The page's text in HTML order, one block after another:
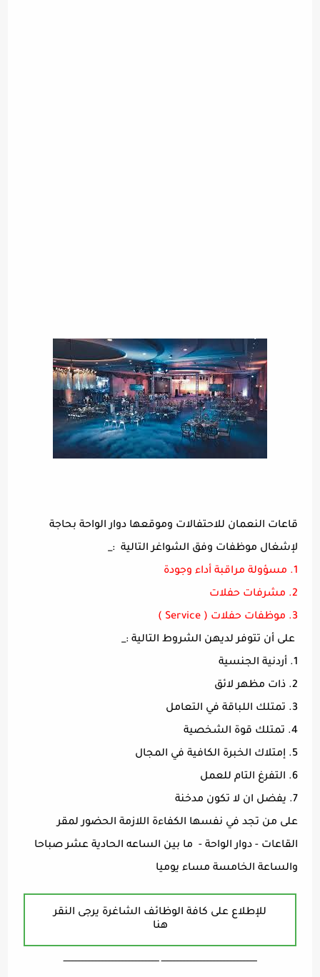
قاعات النعمان للاحتفالات وموقعها دوار الواحة بحاجة
لإشغال موظفات وفق الشواغر التالية :_
1. مسؤولة مراقبة أداء وجودة
2. مشرفات حفلات
3. موظفات حفلات ( Service )
على أن تتوفر لديهن الشروط التالية :_
1. أردنية الجنسية
2. ذات مظهر لائق
3. تمتلك اللباقة في التعامل
4. تمتلك قوة الشخصية
5. إمتلاك الخبرة الكافية في المجال
6. التفرغ التام للعمل
7. يفضل ان لا تكون مدخنة
على من تجد في نفسها الكفاءة اللازمة الحضور لمقر
القاعات - دوار الواحة - ما بين الساعه الحادية عشر صباحا
والساعة الخامسة مساء يوميا
للإطلاع على كافة الوظائف الشاغرة يرجى النقر
هنا
ـــــــــــــــــــــــــــــــــــــــــــــــــــــــــــــــــــ ـــــــــــــــــــــــــــــــــــــــــــــــــــــــــــــــــــ